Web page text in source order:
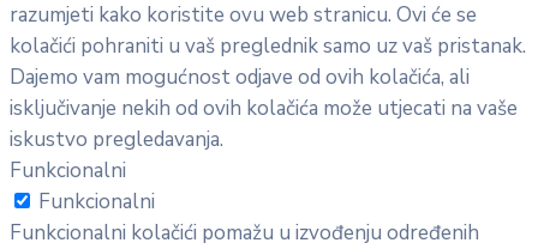
razumjeti kako koristite ovu web stranicu. Ovi će se
kolačići pohraniti u vaš preglednik samo uz vaš pristanak.
Dajemo vam mogućnost odjave od ovih kolačića, ali
isključivanje nekih od ovih kolačića može utjecati na vaše
iskustvo pregledavanja.
Funkcionalni
Funkcionalni
Funkcionalni kolačići pomažu u izvođenju određenih